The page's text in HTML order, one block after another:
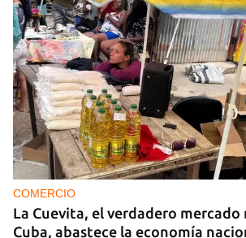
COMERCIO
La Cuevita, el verdadero
Cuba, abastece la economía